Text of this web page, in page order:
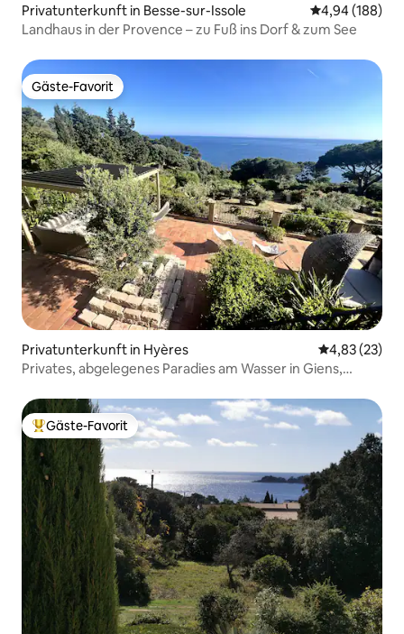
Privatunterkunft in Besse-sur-Issole
4,94 (188)
Landhaus in der Provence – zu Fuß ins Dorf & zum See
Gäste-Favorit
Gäste-Favorit
Privatunterkunft in Hyères
4,83 (23)
Privates, abgelegenes Paradies am Wasser in Giens,
Beliebter Gäste-Favorit.
Gäste-Favorit